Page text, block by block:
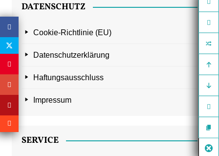
DATENSCHUTZ
Cookie-Richtlinie (EU)
Datenschutzerklärung
Haftungsausschluss
Impressum
SERVICE